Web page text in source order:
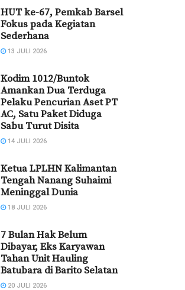
HUT ke-67, Pemkab Barsel
Fokus pada Kegiatan
Sederhana
13 JULI 2026
Kodim 1012/Buntok
Amankan Dua Terduga
Pelaku Pencurian Aset PT
AC, Satu Paket Diduga
Sabu Turut Disita
14 JULI 2026
Ketua LPLHN Kalimantan
Tengah Nanang Suhaimi
Meninggal Dunia
18 JULI 2026
7 Bulan Hak Belum
Dibayar, Eks Karyawan
Tahan Unit Hauling
Batubara di Barito Selatan
20 JULI 2026